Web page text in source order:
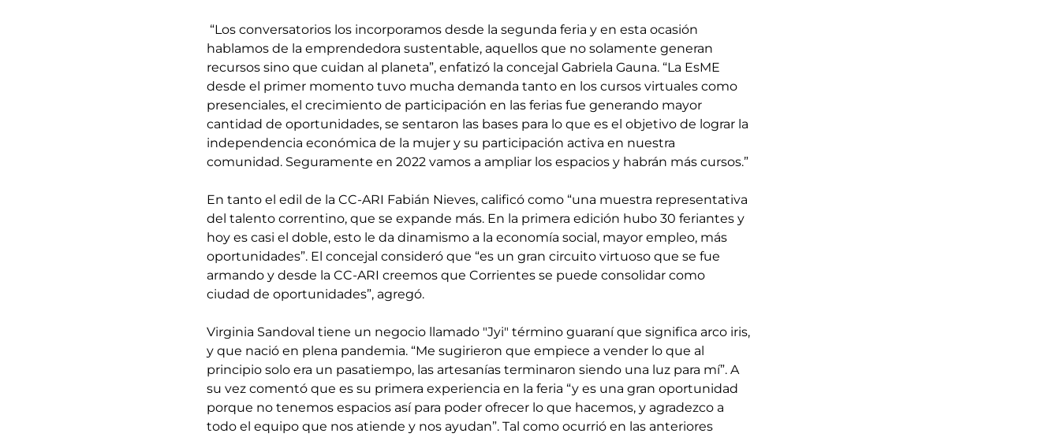
hablamos de la emprendedora sustentable, aquellos que no solamente generan
recursos sino que cuidan al planeta”, enfatizó la concejal Gabriela Gauna. “La EsME
desde el primer momento tuvo mucha demanda tanto en los cursos virtuales como
presenciales, el crecimiento de participación en las ferias fue generando mayor
cantidad de oportunidades, se sentaron las bases para lo que es el objetivo de lograr la
independencia económica de la mujer y su participación activa en nuestra
comunidad. Seguramente en 2022 vamos a ampliar los espacios y habrán más cursos.”
En tanto el edil de la CC-ARI Fabián Nieves, calificó como “una muestra representativa
del talento correntino, que se expande más. En la primera edición hubo 30 feriantes y
hoy es casi el doble, esto le da dinamismo a la economía social, mayor empleo, más
oportunidades”. El concejal consideró que “es un gran circuito virtuoso que se fue
armando y desde la CC-ARI creemos que Corrientes se puede consolidar como
ciudad de oportunidades”, agregó.
Virginia Sandoval tiene un negocio llamado "Jyi" término guaraní que significa arco iris,
y que nació en plena pandemia. “Me sugirieron que empiece a vender lo que al
principio solo era un pasatiempo, las artesanías terminaron siendo una luz para mí”. A
su vez comentó que es su primera experiencia en la feria “y es una gran oportunidad
porque no tenemos espacios así para poder ofrecer lo que hacemos, y agradezco a
todo el equipo que nos atiende y nos ayudan”. Tal como ocurrió en las anteriores